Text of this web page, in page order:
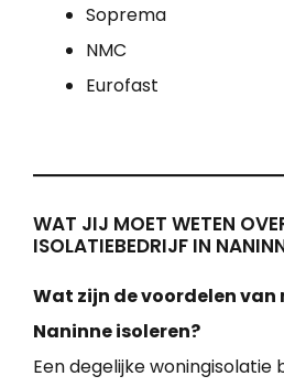
Soprema
NMC
Eurofast
WAT JIJ MOET WETEN
ISOLATIEBEDRIJF IN
Wat zijn de voordelen van
Naninne isoleren?
Een degelijke woningisolatie